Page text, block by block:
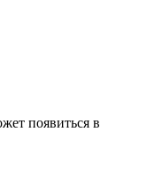
появиться в